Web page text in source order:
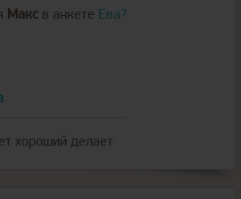
Макс в анкете Ева?
хороший делает